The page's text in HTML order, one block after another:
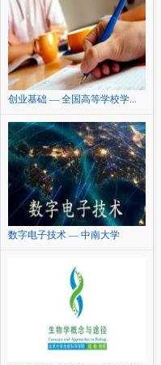
创业基础 — 全国高等学校学...
数字电子技术 — 中南大学